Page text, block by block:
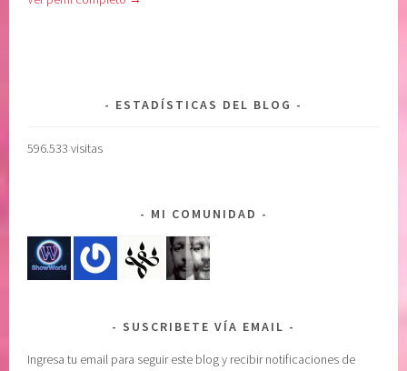
ESTADÍSTICAS DEL BLOG
596.533 visitas
MI COMUNIDAD
SUSCRIBETE VÍA EMAIL
Ingresa tu email para seguir este blog y recibir notificaciones de